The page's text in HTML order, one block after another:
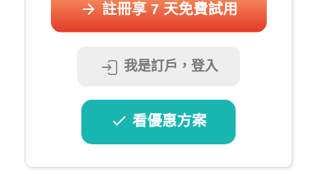
註冊享 7 天免費試用
我是訂戶，登入
看優惠方案